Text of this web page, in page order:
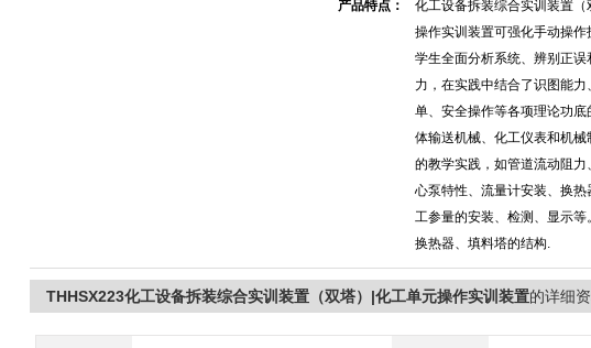
产品特点：
化工设备拆装综合实训装置（
操作实训装置可强化手动操作
学生全面分析系统、辨别正误
力，在实践中结合了识图能力
单、安全操作等各项理论功底
体输送机械、化工仪表和机械
的教学实践，如管道流动阻力
心泵特性、流量计安装、换热
工参量的安装、检测、显示等
换热器、填料塔的结构.
THHSX223化工设备拆装综合实训装置（双塔）|化工单元操作实训装置的详细资